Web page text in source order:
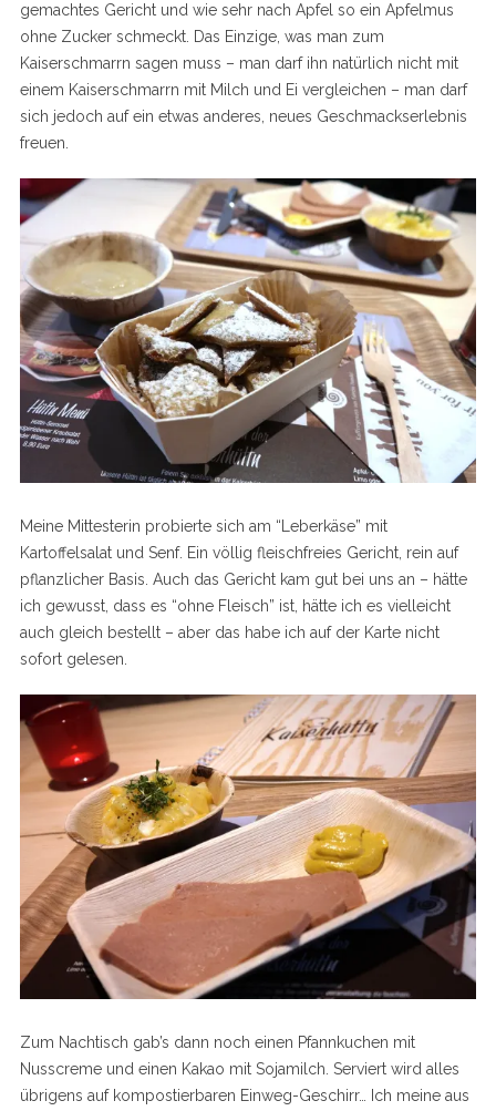
gemachtes Gericht und wie sehr nach Apfel so ein Apfelmus
ohne Zucker schmeckt. Das Einzige, was man zum
Kaiserschmarrn sagen muss – man darf ihn natürlich nicht mit
einem Kaiserschmarrn mit Milch und Ei vergleichen – man darf
sich jedoch auf ein etwas anderes, neues Geschmackserlebnis
freuen.
Meine Mittesterin probierte sich am “Leberkäse” mit
Kartoffelsalat und Senf. Ein völlig fleischfreies Gericht, rein auf
pflanzlicher Basis. Auch das Gericht kam gut bei uns an – hätte
ich gewusst, dass es “ohne Fleisch” ist, hätte ich es vielleicht
auch gleich bestellt – aber das habe ich auf der Karte nicht
sofort gelesen.
Zum Nachtisch gab’s dann noch einen Pfannkuchen mit
Nusscreme und einen Kakao mit Sojamilch. Serviert wird alles
übrigens auf kompostierbaren Einweg-Geschirr… Ich meine aus